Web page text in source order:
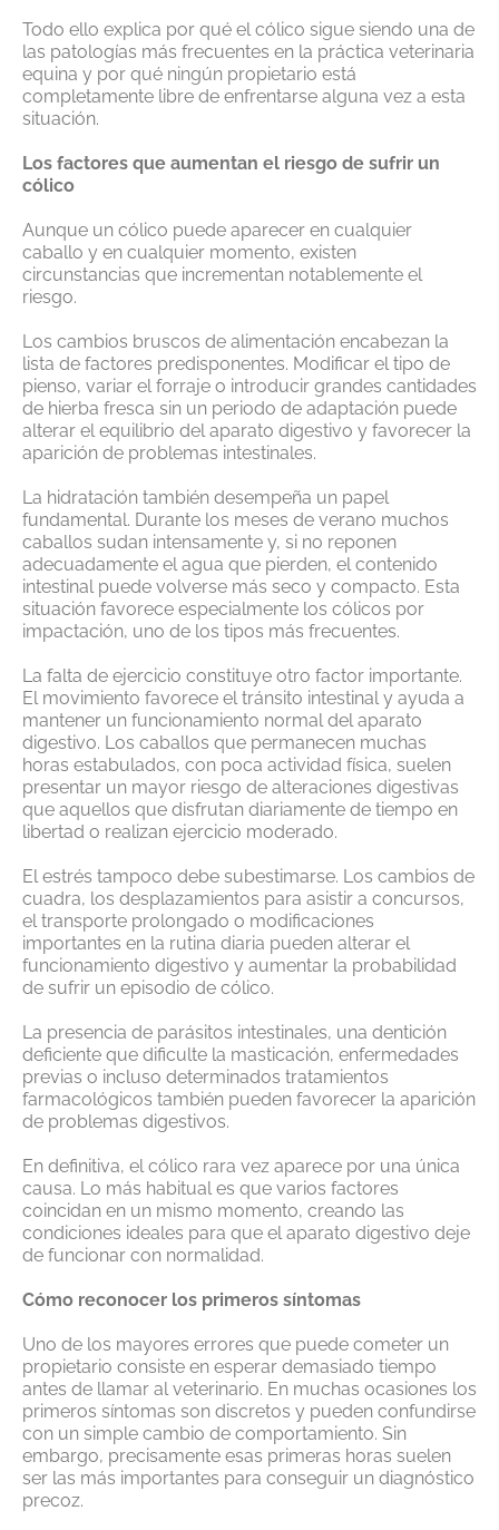
Todo ello explica por qué el cólico sigue siendo una de
las patologías más frecuentes en la práctica veterinaria
equina y por qué ningún propietario está
completamente libre de enfrentarse alguna vez a esta
situación.
Los factores que aumentan el riesgo de sufrir un
cólico
Aunque un cólico puede aparecer en cualquier
caballo y en cualquier momento, existen
circunstancias que incrementan notablemente el
riesgo.
Los cambios bruscos de alimentación encabezan la
lista de factores predisponentes. Modificar el tipo de
pienso, variar el forraje o introducir grandes cantidades
de hierba fresca sin un periodo de adaptación puede
alterar el equilibrio del aparato digestivo y favorecer la
aparición de problemas intestinales.
La hidratación también desempeña un papel
fundamental. Durante los meses de verano muchos
caballos sudan intensamente y, si no reponen
adecuadamente el agua que pierden, el contenido
intestinal puede volverse más seco y compacto. Esta
situación favorece especialmente los cólicos por
impactación, uno de los tipos más frecuentes.
La falta de ejercicio constituye otro factor importante.
El movimiento favorece el tránsito intestinal y ayuda a
mantener un funcionamiento normal del aparato
digestivo. Los caballos que permanecen muchas
horas estabulados, con poca actividad física, suelen
presentar un mayor riesgo de alteraciones digestivas
que aquellos que disfrutan diariamente de tiempo en
libertad o realizan ejercicio moderado.
El estrés tampoco debe subestimarse. Los cambios de
cuadra, los desplazamientos para asistir a concursos,
el transporte prolongado o modificaciones
importantes en la rutina diaria pueden alterar el
funcionamiento digestivo y aumentar la probabilidad
de sufrir un episodio de cólico.
La presencia de parásitos intestinales, una dentición
deficiente que dificulte la masticación, enfermedades
previas o incluso determinados tratamientos
farmacológicos también pueden favorecer la aparición
de problemas digestivos.
En definitiva, el cólico rara vez aparece por una única
causa. Lo más habitual es que varios factores
coincidan en un mismo momento, creando las
condiciones ideales para que el aparato digestivo deje
de funcionar con normalidad.
Cómo reconocer los primeros síntomas
Uno de los mayores errores que puede cometer un
propietario consiste en esperar demasiado tiempo
antes de llamar al veterinario. En muchas ocasiones los
primeros síntomas son discretos y pueden confundirse
con un simple cambio de comportamiento. Sin
embargo, precisamente esas primeras horas suelen
ser las más importantes para conseguir un diagnóstico
precoz.